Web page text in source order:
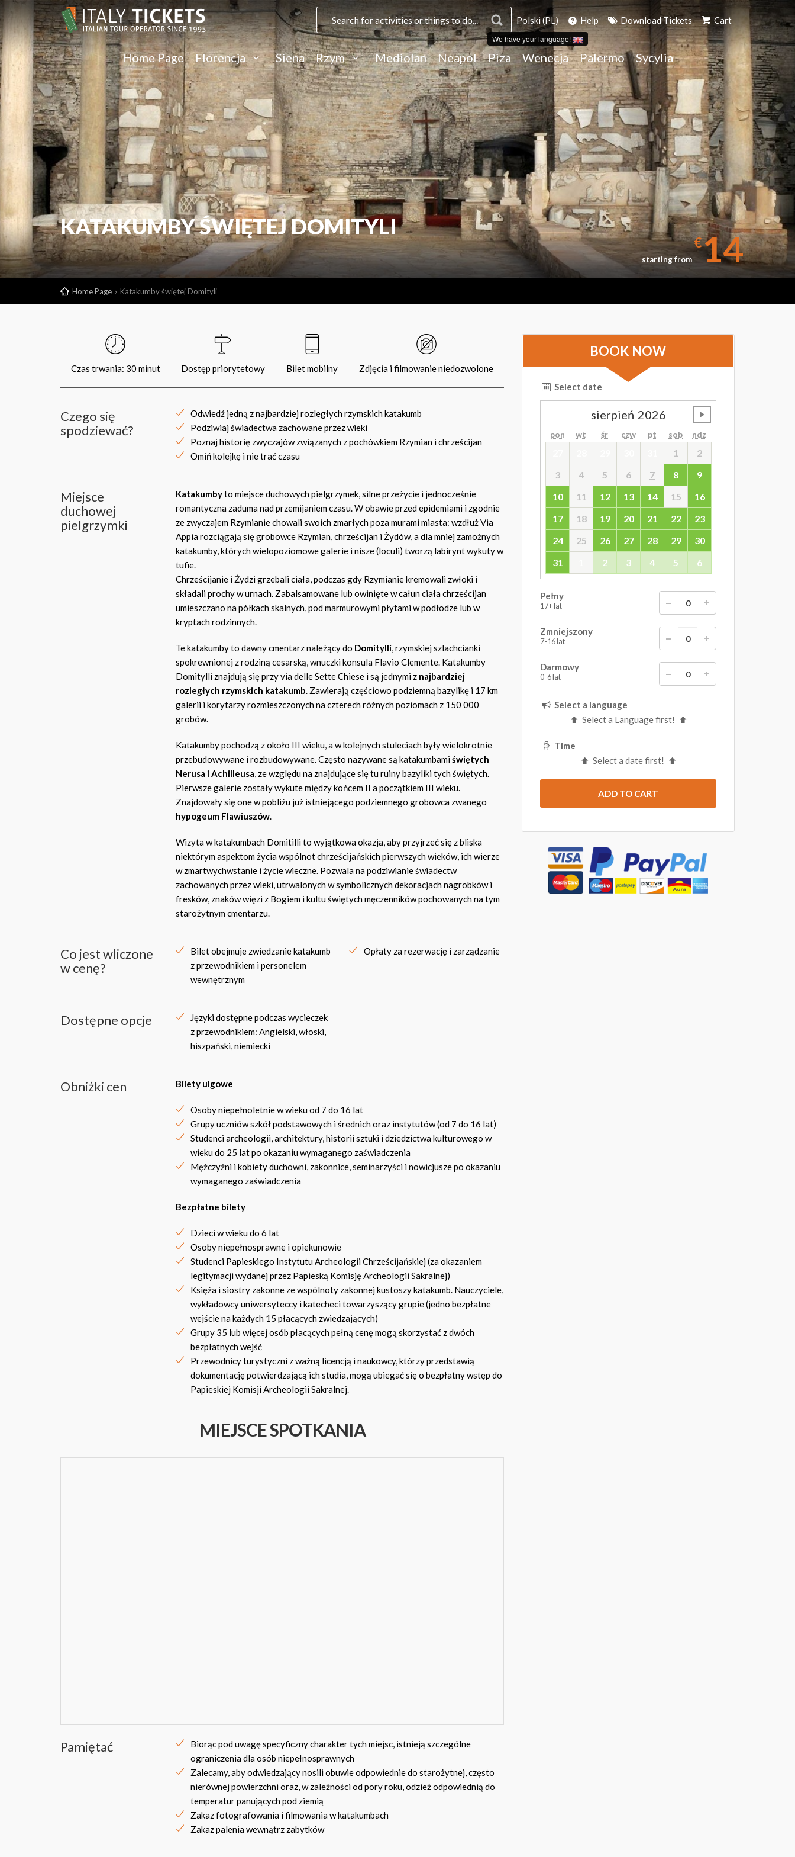
Polski (PL)
We have your language!
Help Download Tickets Cart
Home Page Florencja Siena Rzym Mediolan Neapol Piza Wenecja Palermo Sycylia
KATAKUMBY ŚWIĘTEJ DOMITYLI
starting from
€14
Home Page Katakumby świętej Domityli
Czas trwania: 30 minut Dostęp priorytetowy Bilet mobilny Zdjęcia i filmowanie niedozwolone
Czego się
spodziewać?
Odwiedź jedną z najbardziej rozległych rzymskich katakumb
Podziwiaj świadectwa zachowane przez wieki
Poznaj historię zwyczajów związanych z pochówkiem Rzymian i chrześcijan
Omiń kolejkę i nie trać czasu
Miejsce
duchowej
pielgrzymki
Katakumbyto miejsce duchowych pielgrzymek, silne przeżycie i jednocześnie
romantyczna zaduma nad przemijaniem czasu. W obawie przed epidemiami i zgodnie
ze zwyczajem Rzymianie chowali swoich zmarłych poza murami miasta: wzdłuż Via
Appia rozciągają się grobowce Rzymian, chrześcijan i Żydów, a dla mniej zamożnych
katakumby, których wielopoziomowe galerie i nisze (loculi) tworzą labirynt wykuty w
tufie.
Chrześcijanie i Żydzi grzebali ciała, podczas gdy Rzymianie kremowali zwłoki i
składali prochy w urnach. Zabalsamowane lub owinięte w całun ciała chrześcijan
umieszczano na półkach skalnych, pod marmurowymi płytami w podłodze lub w
kryptach rodzinnych.
Te katakumby to dawny cmentarz należący do Domitylli, rzymskiej szlachcianki
spokrewnionej z rodziną cesarską, wnuczki konsula Flavio Clemente. Katakumby
Domitylli znajdują się przy via delle Sette Chiese i są jednymi z najbardziej
rozległych rzymskich katakumb. Zawierają częściowo podziemną bazylikę i 17 km
galerii i korytarzy rozmieszczonych na czterech różnych poziomach z 150 000
grobów.
Katakumby pochodzą z około III wieku, a w kolejnych stuleciach były wielokrotnie
przebudowywane i rozbudowywane. Często nazywane są katakumbamiświętych
Nerusa i Achilleusa, ze względu na znajdujące się tu ruiny bazyliki tych świętych.
Pierwsze galerie zostały wykute między końcem II a początkiem III wieku.
Znajdowały się one w pobliżu już istniejącego podziemnego grobowca zwanego
hypogeum Flawiuszów.
Wizyta w katakumbach Domitilli to wyjątkowa okazja, aby przyjrzeć się z bliska
niektórym aspektom życia wspólnot chrześcijańskich pierwszych wieków, ich wierze
w zmartwychwstanie i życie wieczne. Pozwala na podziwianie świadectw
zachowanych przez wieki, utrwalonych w symbolicznych dekoracjach nagrobków i
fresków, znaków więzi z Bogiem i kultu świętych męczenników pochowanych na tym
starożytnym cmentarzu.
Co jest wliczone
w cenę?
Bilet obejmuje zwiedzanie katakumb
z przewodnikiem i personelem
wewnętrznym
Opłaty za rezerwację i zarządzanie
Dostępne opcje
Języki dostępne podczas wycieczek
z przewodnikiem: Angielski, włoski,
hiszpański, niemiecki
Obniżki cen Bilety ulgowe
Osoby niepełnoletnie w wieku od 7 do 16 lat
Grupy uczniów szkół podstawowych i średnich oraz instytutów (od 7 do 16 lat)
Studenci archeologii, architektury, historii sztuki i dziedzictwa kulturowego w
wieku do 25 lat po okazaniu wymaganego zaświadczenia
Mężczyźni i kobiety duchowni, zakonnice, seminarzyści i nowicjusze po okazaniu
wymaganego zaświadczenia
Bezpłatne bilety
Dzieci w wieku do 6 lat
Osoby niepełnosprawne i opiekunowie
Studenci Papieskiego Instytutu Archeologii Chrześcijańskiej (za okazaniem
legitymacji wydanej przez Papieską Komisję Archeologii Sakralnej)
Księża i siostry zakonne ze wspólnoty zakonnej kustoszy katakumb. Nauczyciele,
wykładowcy uniwersyteccy i katecheci towarzyszący grupie (jedno bezpłatne
wejście na każdych 15 płacących zwiedzających)
Grupy 35 lub więcej osób płacących pełną cenę mogą skorzystać z dwóch
bezpłatnych wejść
Przewodnicy turystyczni z ważną licencją i naukowcy, którzy przedstawią
dokumentację potwierdzającą ich studia, mogą ubiegać się o bezpłatny wstęp do
Papieskiej Komisji Archeologii Sakralnej.
MIEJSCE SPOTKANIA
Pamiętać
Biorąc pod uwagę specyficzny charakter tych miejsc, istnieją szczególne
ograniczenia dla osób niepełnosprawnych
Zalecamy, aby odwiedzający nosili obuwie odpowiednie do starożytnej, często
nierównej powierzchni oraz, w zależności od pory roku, odzież odpowiednią do
temperatur panujących pod ziemią
Zakaz fotografowania i filmowania w katakumbach
Zakaz palenia wewnątrz zabytków
BOOK NOW
Select date
sierpień 2026
pon wt śr czw pt sob ndz
1
2
3
4 5 6 7 8
9
10
11 12 13 14 15
16
17
18 19 20 21 22
23
24
25 26 27 28 29
30
31
2 3 4 5 6
Pełny
17+ lat
Zmniejszony
7-16 lat
Darmowy
0-6 lat
Select a language
Select a Language first!
Time
Select a date first!
ADD TO CART